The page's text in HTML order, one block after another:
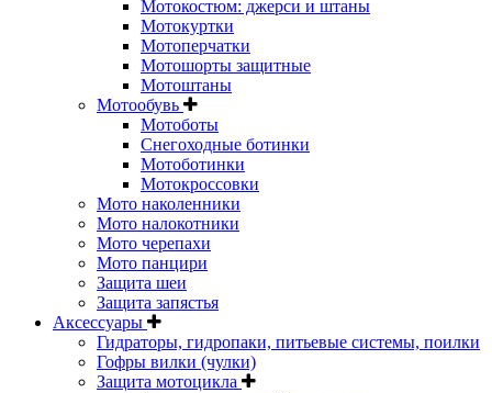
Мотокостюм: джерси и штаны
Мотокуртки
Мотоперчатки
Мотошорты защитные
Мотоштаны
Мотообувь
Мотоботы
Снегоходные ботинки
Мотоботинки
Мотокроссовки
Мото наколенники
Мото налокотники
Мото черепахи
Мото панцири
Защита шеи
Защита запястья
Аксессуары
Гидраторы, гидропаки, питьевые системы, поилки
Гофры вилки (чулки)
Защита мотоцикла